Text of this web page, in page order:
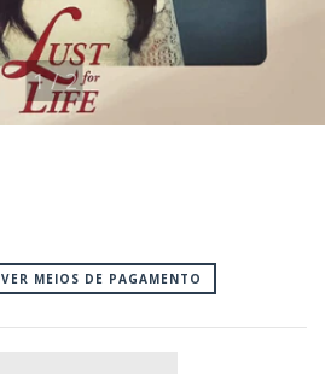
1/2
VER MEIOS DE PAGAMENTO